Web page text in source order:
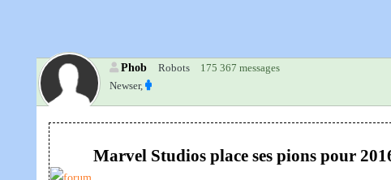
Phob Robots
175 367 messages
Newser,
Marvel Studios place ses pions pour